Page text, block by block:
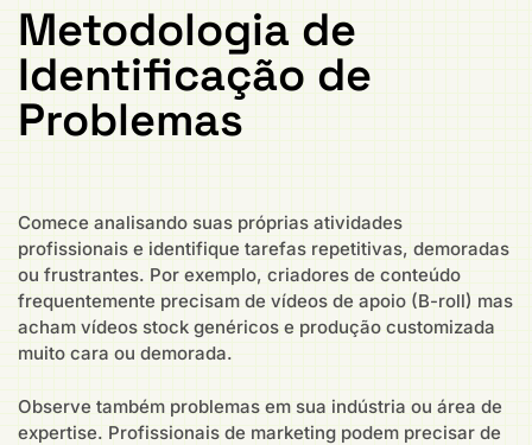
Metodologia de
Identificação de
Problemas
Comece analisando suas próprias atividades
profissionais e identifique tarefas repetitivas, demoradas
ou frustrantes. Por exemplo, criadores de conteúdo
frequentemente precisam de vídeos de apoio (B-roll) mas
acham vídeos stock genéricos e produção customizada
muito cara ou demorada.
Observe também problemas em sua indústria ou área de
expertise. Profissionais de marketing podem precisar de